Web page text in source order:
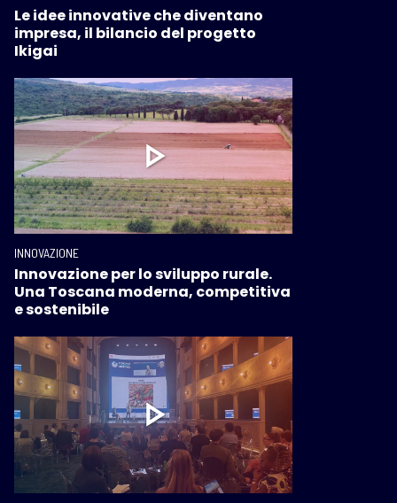
Le idee innovative che diventano
impresa, il bilancio del progetto
Ikigai
INNOVAZIONE
Innovazione per lo sviluppo rurale.
Una Toscana moderna, competitiva
e sostenibile